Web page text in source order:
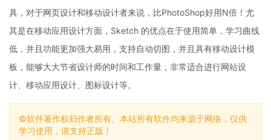
具，对于网页设计和移动设计者来说，比PhotoShop好用N倍！尤
其是在移动应用设计方面，Sketch 的优点在于使用简单，学习曲线
低，并且功能更加强大易用，支持自动切图，并且具有移动设计模
板，能够大大节省设计师的时间和工作量，非常适合进行网站设
计、移动应用设计、图标设计等。
©软件著作权归作者所有。本站所有软件均来源于网络，仅供
学习使用，请支持正版！